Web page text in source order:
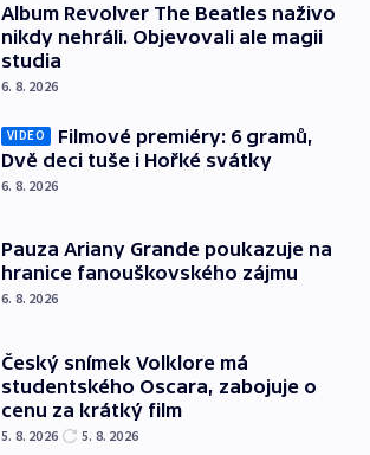
Album Revolver The Beatles naživo
nikdy nehráli. Objevovali ale magii
studia
6. 8. 2026
VIDEO
Filmové premiéry: 6 gramů,
Dvě deci tuše i Hořké svátky
6. 8. 2026
Pauza Ariany Grande poukazuje na
hranice fanouškovského zájmu
6. 8. 2026
Český snímek Volklore má
studentského Oscara, zabojuje o
cenu za krátký film
5. 8. 2026 5. 8. 2026